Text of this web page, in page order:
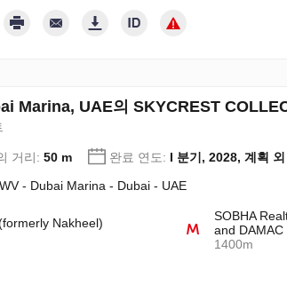
Marina, UAE의 SKYCREST
거리: 50 m 완료 연도: I 분기, 2028, 계획 외
- Dubai Marina - Dubai - UAE
Nakheel)
SOBHA
and
1400m